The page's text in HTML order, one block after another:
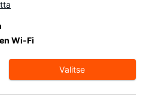
Wi-Fi
Valitse